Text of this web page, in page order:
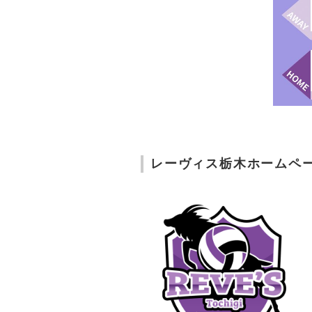
レーヴィス栃木ホームペ